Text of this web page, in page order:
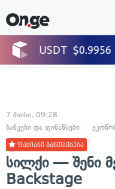
7 მაისი, 09:28
ბანკები და ფინანსები
ფასიანი განთავსება
სილქი — შენი
Backstage